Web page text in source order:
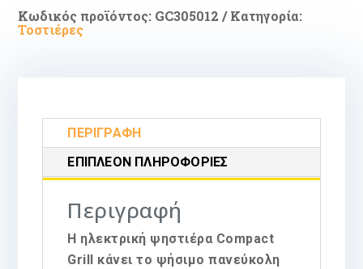
Κωδικός προϊόντος: GC305012
Κατηγορία:
Τοστιέρες
ΠΕΡΙΓΡΑΦΉ
ΕΠΙΠΛΈΟΝ ΠΛΗΡΟΦΟΡΊΕΣ
Περιγραφή
Η ηλεκτρική ψηστιέρα Compact
Grill κάνει το ψήσιμο πανεύκολη